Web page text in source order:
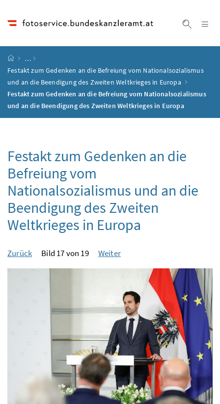
Startseite
…
Festakt zum Gedenken an die Befreiung vom Nationalsozialismus
und an die Beendigung des Zweiten Weltkrieges in Europa
Festakt zum Gedenken an die Befreiung vom Nationalsozialismus
und an die Beendigung des Zweiten Weltkrieges in Europa
Festakt zum Gedenken an die
Befreiung vom
Nationalsozialismus und an die
Beendigung des Zweiten
Weltkrieges in Europa
Zurück Bild 17 von 19 Weiter